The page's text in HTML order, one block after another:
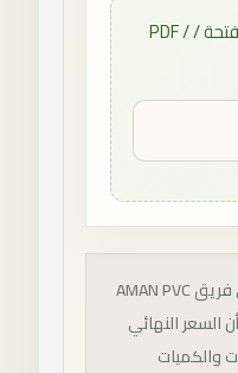
ارفع ملف مقاسات / صورة فتحة / PDF /
أوافق على إرسال بياناتي إلى فريق AMAN PVC
السعر النهائي
والكميات